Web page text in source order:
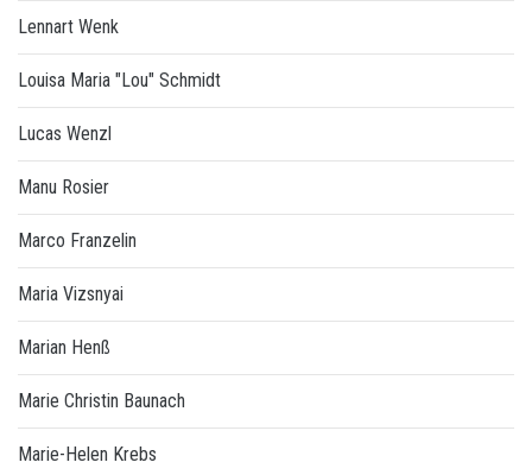
Lennart Wenk
Louisa Maria "Lou" Schmidt
Lucas Wenzl
Manu Rosier
Marco Franzelin
Maria Vizsnyai
Marian Henß
Marie Christin Baunach
Marie-Helen Krebs